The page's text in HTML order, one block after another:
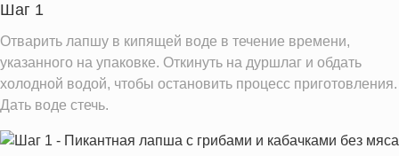
Информация для одной порции
Шаг 1
Отварить лапшу в кипящей воде в течение времени,
указанного на упаковке. Откинуть на дуршлаг и обдать
холодной водой, чтобы остановить процесс приготовления.
Дать воде стечь.